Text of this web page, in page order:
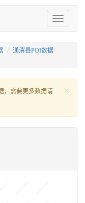
Toggle
navigation
通渭县POI数据
×
，需要更多数据请